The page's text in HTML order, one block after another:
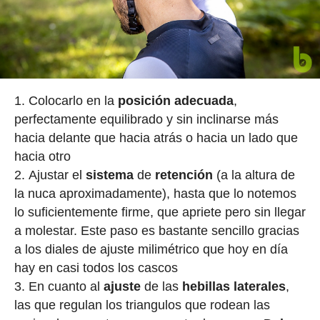
Colocarlo en la posición adecuada,
perfectamente equilibrado y sin inclinarse más
hacia delante que hacia atrás o hacia un lado que
hacia otro
Ajustar el sistemade retención (a la altura de
la nuca aproximadamente), hasta que lo notemos
lo suficientemente firme, que apriete pero sin llegar
a molestar. Este paso es bastante sencillo gracias
a los diales de ajuste milimétrico que hoy en día
hay en casi todos los cascos
En cuanto al ajustede las hebillas laterales,
las que regulan los triangulos que rodean las